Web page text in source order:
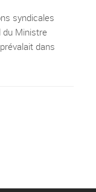
syndicales
du Ministre
dans